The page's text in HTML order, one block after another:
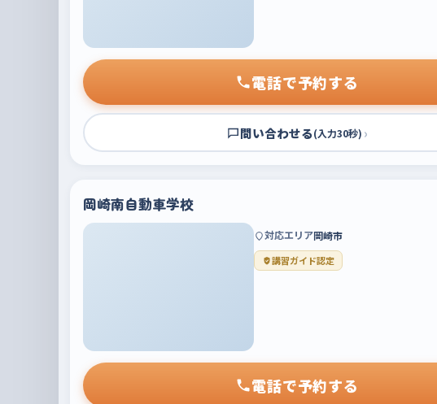
電話で予約する
問い合わせる(入力30秒) ›
岡崎南自動車学校
対応エリア岡崎市
講習ガイド認定
電話で予約する